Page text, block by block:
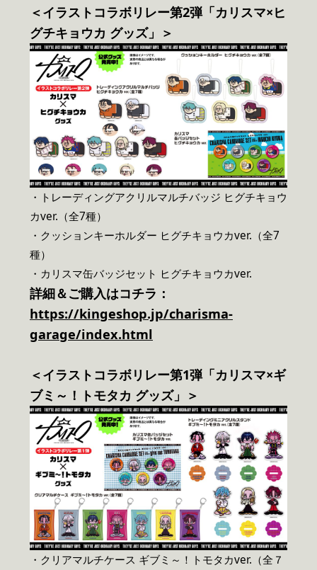
＜イラストコラボリレー第2弾「カリスマ×ヒ
グチキョウカ グッズ」＞
・トレーディングアクリルマルチバッジ ヒグチキョウ
カver.（全7種）
・クッションキーホルダー ヒグチキョウカver.（全7
種）
・カリスマ缶バッジセット ヒグチキョウカver.
詳細＆ご購入はコチラ：
https://kingeshop.jp/charisma-
garage/index.html
＜イラストコラボリレー第1弾「カリスマ×ギ
ブミ～！トモタカ グッズ」＞
・クリアマルチケース ギブミ～！トモタカver.（全７